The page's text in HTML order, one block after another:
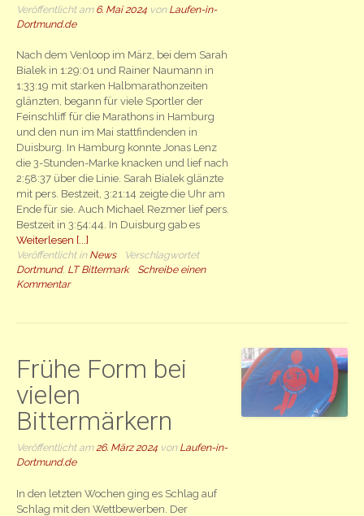
Veröffentlicht am 6. Mai 2024 von Laufen-in-
Dortmund.de
Nach dem Venloop im März, bei dem Sarah
Bialek in 1:29:01 und Rainer Naumann in
1:33:19 mit starken Halbmarathonzeiten
glänzten, begann für viele Sportler der
Feinschliff für die Marathons in Hamburg
und den nun im Mai stattfindenden in
Duisburg. In Hamburg konnte Jonas Lenz
die 3-Stunden-Marke knacken und lief nach
2:58:37 über die Linie. Sarah Bialek glänzte
mit pers. Bestzeit, 3:21:14 zeigte die Uhr am
Ende für sie. Auch Michael Rezmer lief pers.
Bestzeit in 3:54:44. In Duisburg gab es
Weiterlesen [...]
Veröffentlicht in News
Verschlagwortet
Dortmund, LT Bittermark
Schreibe einen
Kommentar
Frühe Form bei
vielen
Bittermärkern
Veröffentlicht am26. März 2024 von Laufen-in-
Dortmund.de
In den letzten Wochen ging es Schlag auf
Schlag mit den Wettbewerben. Der